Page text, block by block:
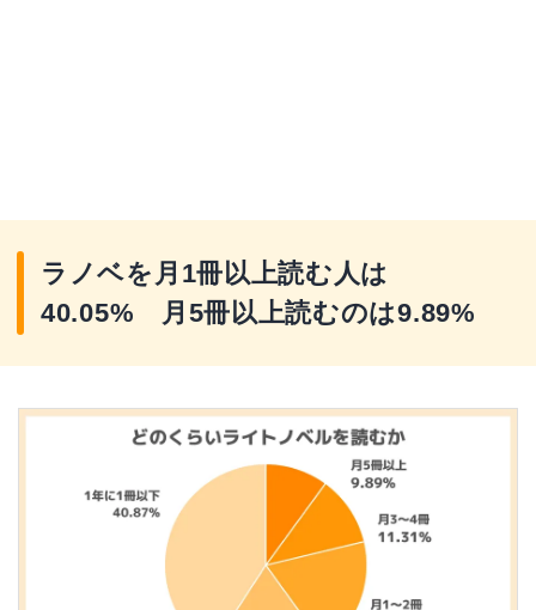
ラノベを月1冊以上読む人は
40.05% 月5冊以上読むのは9.89%